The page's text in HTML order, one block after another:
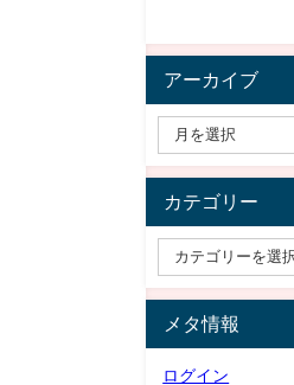
アーカイブ
カテゴリー
メタ情報
ログイン